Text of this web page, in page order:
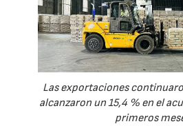
Las exportaciones
alcanzaron un 15,4 % en el
primeros